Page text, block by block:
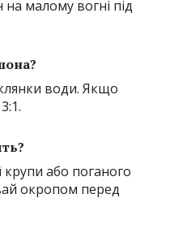
малому вогні під
води. Якщо
крупи або поганого
окропом перед